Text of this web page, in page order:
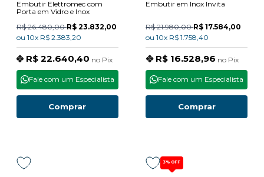
Embutir Elettromec com
Porta em Vidro e Inox
R$ 26.480,00R$ 23.832,00
ou 10x R$ 2.383,20
R$ 22.640,40 no Pix
Comprar
Fale com um Especialista
Embutir em Inox Invita
R$ 21.980,00R$ 17.584,00
ou 10x R$ 1.758,40
R$ 16.528,96 no Pix
Comprar
Fale com um Especialista
3% OFF